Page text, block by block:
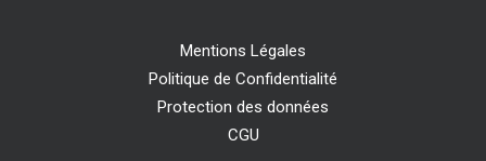
Mentions Légales
Politique de Confidentialité
Protection des données
CGU